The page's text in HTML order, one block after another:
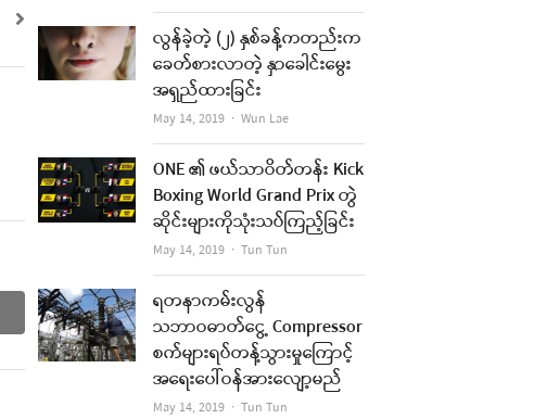
လွန်ခဲ့တဲ့ (၂) နှစ်ခန့်ကတည်းက
ခေတ်စားလာတဲ့ နှာခေါင်းမွေး
အရှည်ထားခြင်း
May 14, 2019 Author
Wun Lae
ONE ၏ ဖယ်သာဝိတ်တန်း Kick
Boxing World Grand Prix တွဲ
ဆိုင်းများကိုသုံးသပ်ကြည့်ခြင်း
May 14, 2019 Author
Tun Tun
ရတနာကမ်းလွန်
သဘာဝဓာတ်ငွေ့ Compressor
စက်များရပ်တန့်သွားမှုကြောင့်
အရေးပေါ်ဝန်အားလျော့မည်
May 14, 2019 Author
Tun Tun